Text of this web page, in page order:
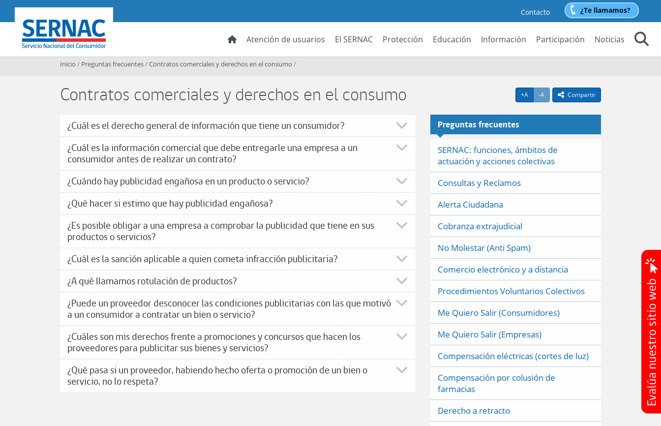
SERNAC
Contacto ¿Te llamamos?
Atención de usuarios El SERNAC Protección Educación Información Participación
Noticias
Inicio / Preguntas frecuentes/Contratos comerciales y derechos en el consumo /
+AAgrandar texto
-AAchicar textoicono compartir
Compartir
Contratos comerciales y derechos en el consumo
¿Cuál es el derecho general de información que tiene un consumidor?
¿Cuál es la información comercial que debe entregarle una empresa a un
consumidor antes de realizar un contrato?
¿Cuándo hay publicidad engañosa en un producto o servicio?
¿Qué hacer si estimo que hay publicidad engañosa?
¿Es posible obligar a una empresa a comprobar la publicidad que tiene en sus
productos o servicios?
¿Cuál es la sanción aplicable a quien cometa infracción publicitaria?
¿A qué llamamos rotulación de productos?
¿Puede un proveedor desconocer las condiciones publicitarias con las que motivó
a un consumidor a contratar un bien o servicio?
¿Cuáles son mis derechos frente a promociones y concursos que hacen los
proveedores para publicitar sus bienes y servicios?
¿Qué pasa si un proveedor, habiendo hecho oferta o promoción de un bien o
servicio, no lo respeta?
Preguntas frecuentes
SERNAC: funciones, ámbitos de
actuación y acciones colectivas
Consultas y Reclamos
Alerta Ciudadana
Cobranza extrajudicial
No Molestar (Anti Spam)
Comercio electrónico y a distancia
Procedimientos Voluntarios Colectivos
Me Quiero Salir (Consumidores)
Me Quiero Salir (Empresas)
Compensación eléctricas (cortes de luz)
Compensación por colusión de
farmacias
Derecho a retracto